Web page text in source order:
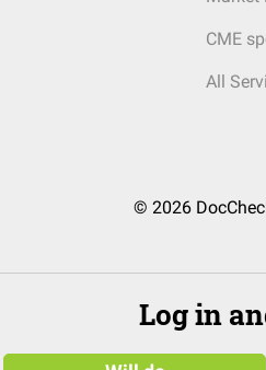
CME
All
© 2026
Log in